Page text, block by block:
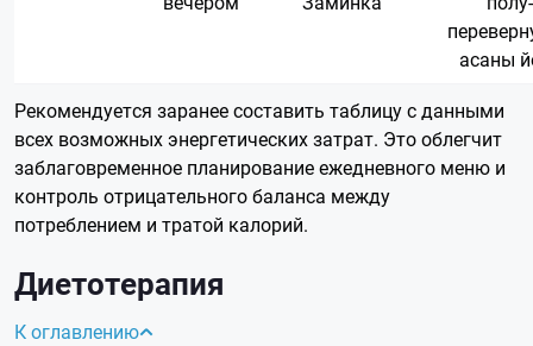
асаны
Рекомендуется заранее составить таблицу с данными
всех возможных энергетических затрат. Это облегчит
заблаговременное планирование ежедневного меню и
контроль отрицательного баланса между
потреблением и тратой калорий.
Диетотерапия
К оглавлению